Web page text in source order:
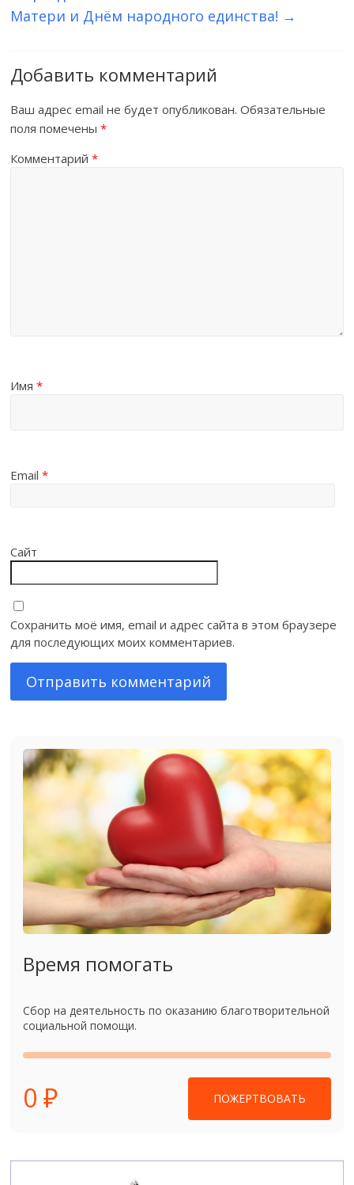
Матери и Днём народного единства! →
Добавить комментарий
Ваш адрес email не будет опубликован. Обязательные
поля помечены*
Комментарий*
Имя*
Email*
Сайт
Сохранить моё имя, email и адрес сайта в этом браузере
для последующих моих комментариев.
Время помогать
Сбор на деятельность по оказанию благотворительной
социальной помощи.
0 ₽ ПОЖЕРТВОВАТЬ